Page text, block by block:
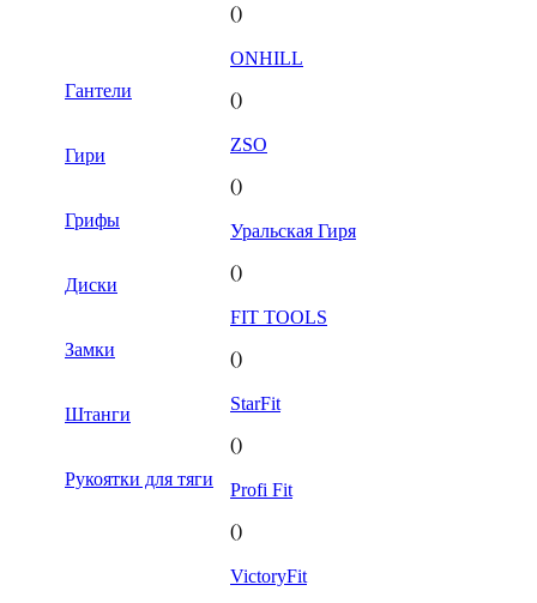
Гантели
Гири
Грифы
Диски
Замки
Штанги
Рукоятки для тяги
()
ONHILL
()
ZSO
()
Уральская Гиря
()
FIT TOOLS
()
StarFit
()
Profi Fit
()
VictoryFit